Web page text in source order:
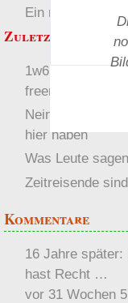
Ein neuer Anfang
Zuletzt
1w6.org jetzt
freenet verfügbar
Nein, ich will
hier haben
Was Leute sagen
Zeitreisende
Kommentare
16 Jahre später:
hast Recht …
vor 31 Wochen